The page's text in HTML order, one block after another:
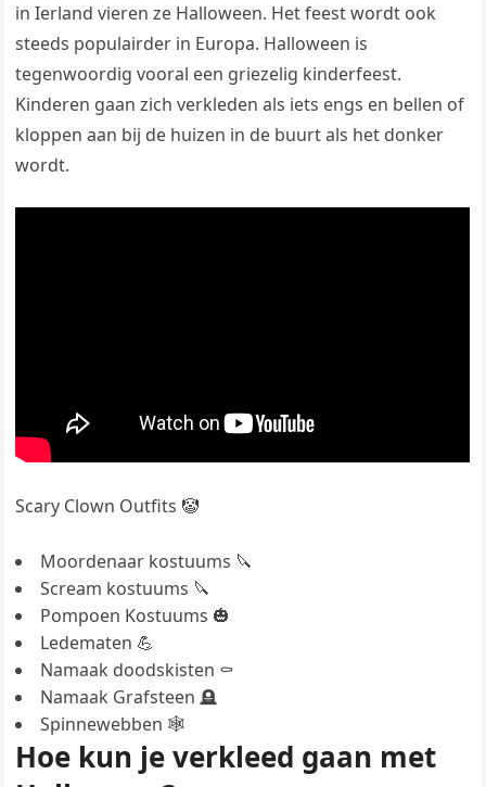
in Ierland vieren ze Halloween. Het feest wordt ook
steeds populairder in Europa. Halloween is
tegenwoordig vooral een griezelig kinderfeest.
Kinderen gaan zich verkleden als iets engs en bellen of
kloppen aan bij de huizen in de buurt als het donker
wordt.
Scary Clown Outfits 🤡
Moordenaar kostuums 🔪
Scream kostuums 🔪
Pompoen Kostuums 🎃
Ledematen 💪
Namaak doodskisten ⚰️
Namaak Grafsteen 🪦
Spinnewebben 🕸️
Hoe kun je verkleed gaan met